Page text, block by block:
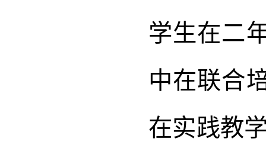
学生在二
中在联合
在实践教